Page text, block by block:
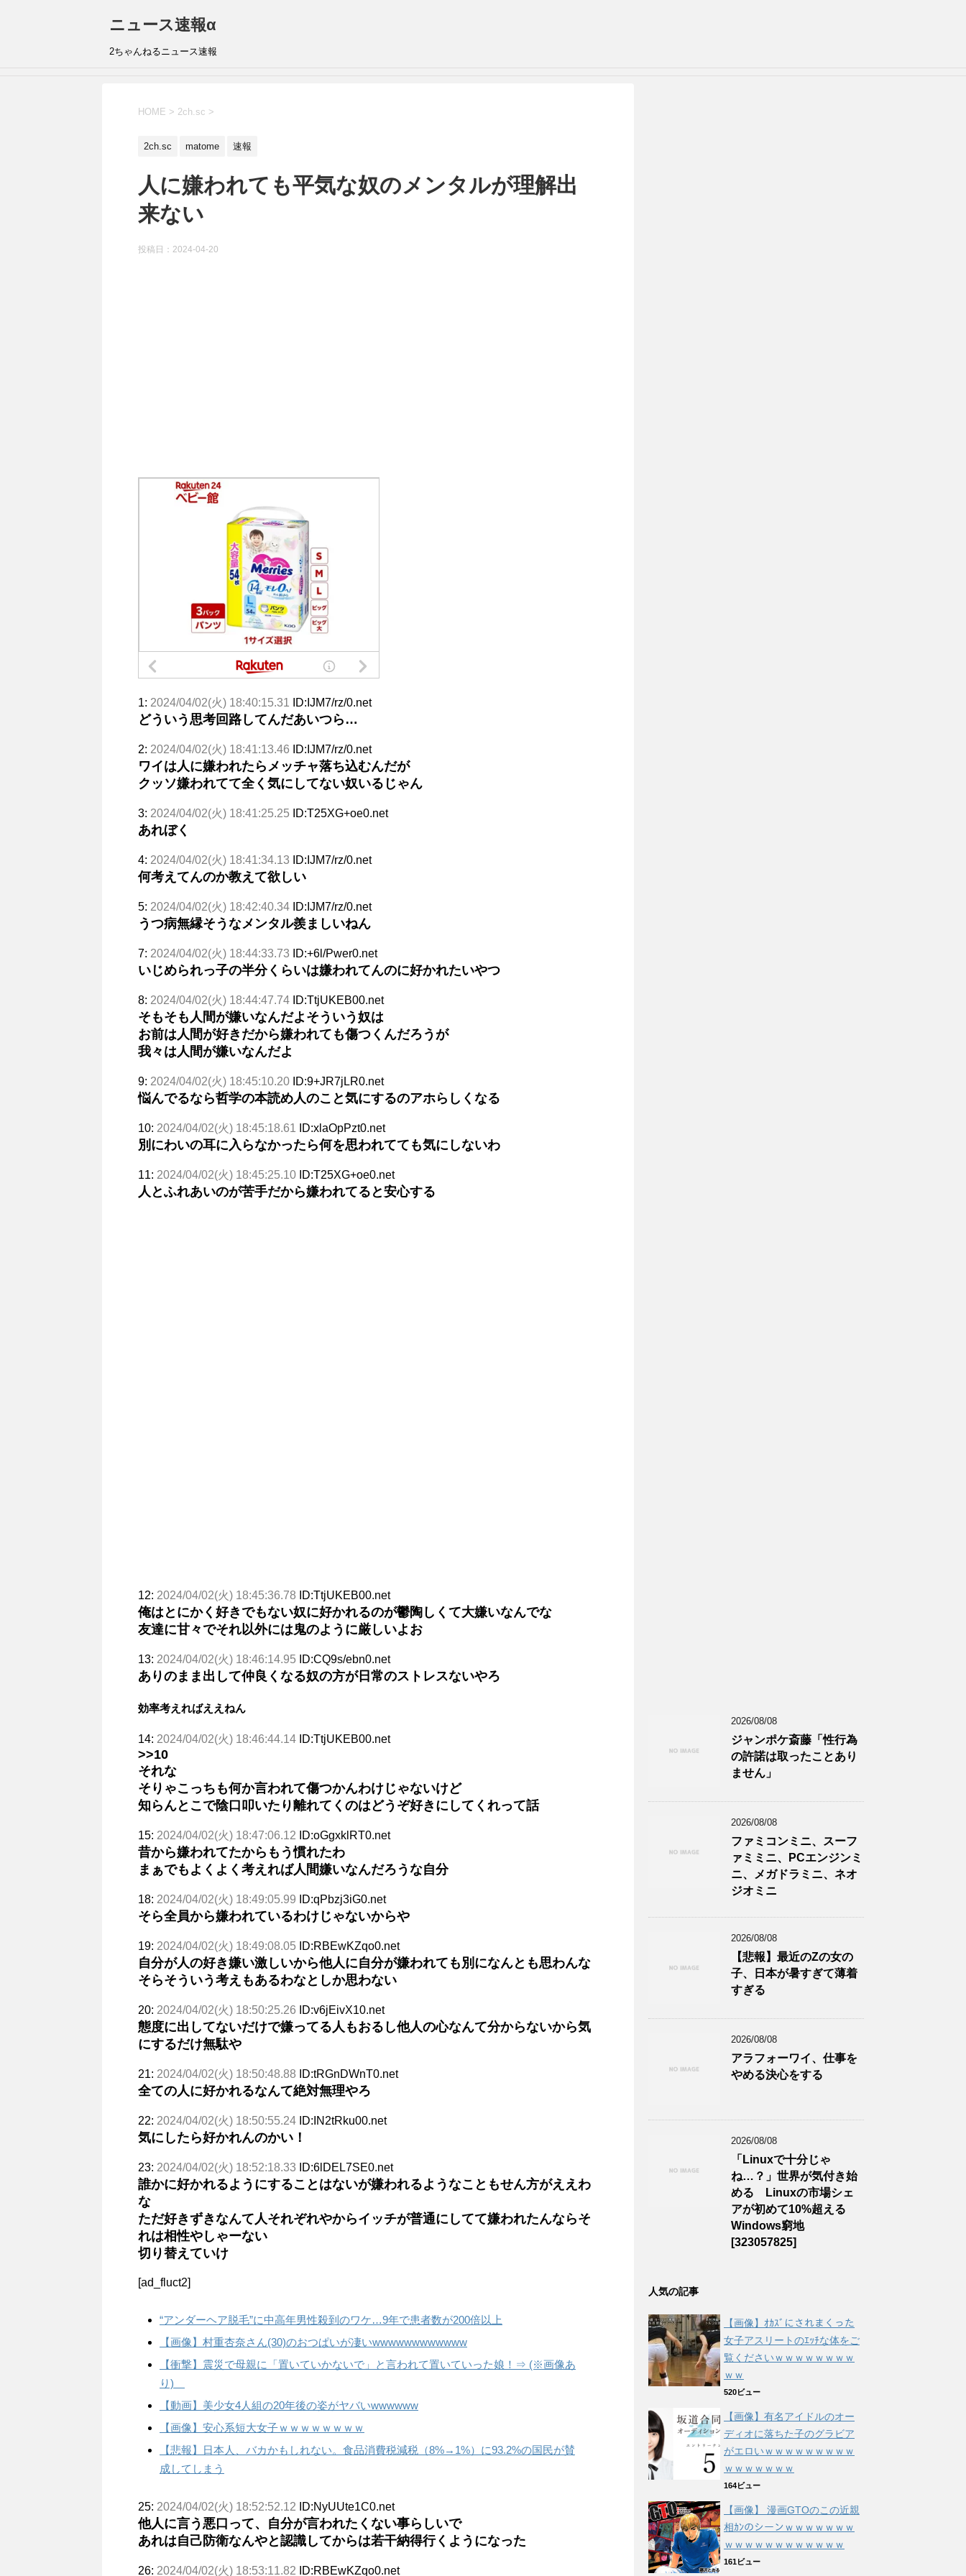
ニュース速報α
2ちゃんねるニュース速報
HOME > 2ch.sc >
2ch.sc matome 速報
人に嫌われても平気な奴のメンタルが理解出
来ない
投稿日： 2024-04-20
1: 2024/04/02(火) 18:40:15.31 ID:IJM7/rz/0.net
どういう思考回路してんだあいつら…
2: 2024/04/02(火) 18:41:13.46 ID:IJM7/rz/0.net
ワイは人に嫌われたらメッチャ落ち込むんだが
クッソ嫌われてて全く気にしてない奴いるじゃん
3: 2024/04/02(火) 18:41:25.25 ID:T25XG+oe0.net
あれぼく
4: 2024/04/02(火) 18:41:34.13 ID:IJM7/rz/0.net
何考えてんのか教えて欲しい
5: 2024/04/02(火) 18:42:40.34 ID:IJM7/rz/0.net
うつ病無縁そうなメンタル羨ましいねん
7: 2024/04/02(火) 18:44:33.73 ID:+6l/Pwer0.net
いじめられっ子の半分くらいは嫌われてんのに好かれたいやつ
8: 2024/04/02(火) 18:44:47.74 ID:TtjUKEB00.net
そもそも人間が嫌いなんだよそういう奴は
お前は人間が好きだから嫌われても傷つくんだろうが
我々は人間が嫌いなんだよ
9: 2024/04/02(火) 18:45:10.20 ID:9+JR7jLR0.net
悩んでるなら哲学の本読め人のこと気にするのアホらしくなる
10: 2024/04/02(火) 18:45:18.61 ID:xlaOpPzt0.net
別にわいの耳に入らなかったら何を思われてても気にしないわ
11: 2024/04/02(火) 18:45:25.10 ID:T25XG+oe0.net
人とふれあいのが苦手だから嫌われてると安心する
12: 2024/04/02(火) 18:45:36.78 ID:TtjUKEB00.net
俺はとにかく好きでもない奴に好かれるのが鬱陶しくて大嫌いなんでな
友達に甘々でそれ以外には鬼のように厳しいよお
13: 2024/04/02(火) 18:46:14.95 ID:CQ9s/ebn0.net
ありのまま出して仲良くなる奴の方が日常のストレスないやろ
効率考えればええねん
14: 2024/04/02(火) 18:46:44.14 ID:TtjUKEB00.net
>>10
それな
そりゃこっちも何か言われて傷つかんわけじゃないけど
知らんとこで陰口叩いたり離れてくのはどうぞ好きにしてくれって話
15: 2024/04/02(火) 18:47:06.12 ID:oGgxklRT0.net
昔から嫌われてたからもう慣れたわ
まぁでもよくよく考えれば人間嫌いなんだろうな自分
18: 2024/04/02(火) 18:49:05.99 ID:qPbzj3iG0.net
そら全員から嫌われているわけじゃないからや
19: 2024/04/02(火) 18:49:08.05 ID:RBEwKZqo0.net
自分が人の好き嫌い激しいから他人に自分が嫌われても別になんとも思わんな
そらそういう考えもあるわなとしか思わない
20: 2024/04/02(火) 18:50:25.26 ID:v6jEivX10.net
態度に出してないだけで嫌ってる人もおるし他人の心なんて分からないから気
にするだけ無駄や
21: 2024/04/02(火) 18:50:48.88 ID:tRGnDWnT0.net
全ての人に好かれるなんて絶対無理やろ
22: 2024/04/02(火) 18:50:55.24 ID:IN2tRku00.net
気にしたら好かれんのかい！
23: 2024/04/02(火) 18:52:18.33 ID:6lDEL7SE0.net
誰かに好かれるようにすることはないが嫌われるようなこともせん方がええわ
な
ただ好きずきなんて人それぞれやからイッチが普通にしてて嫌われたんならそ
れは相性やしゃーない
切り替えていけ
[ad_fluct2]
“アンダーヘア脱毛”に中高年男性殺到のワケ…9年で患者数が200倍以上
【画像】村重杏奈さん(30)のおつぱいが凄いwwwwwwwwwwww
【衝撃】震災で母親に「置いていかないで」と言われて置いていった娘！⇒ (※画像あ
り)
【動画】美少女4人組の20年後の姿がヤバいwwwwww
【画像】安心系短大女子ｗｗｗｗｗｗｗｗ
【悲報】日本人、バカかもしれない。食品消費税減税（8%→1%）に93.2%の国民が賛
成してしまう
25: 2024/04/02(火) 18:52:52.12 ID:NyUUte1C0.net
他人に言う悪口って、自分が言われたくない事らしいで
あれは自己防衛なんやと認識してからは若干納得行くようになった
26: 2024/04/02(火) 18:53:11.82 ID:RBEwKZqo0.net
2026/08/08
ジャンポケ斎藤「性行為
の許諾は取ったことあり
ません」
2026/08/08
ファミコンミニ、スーフ
ァミミニ、PCエンジンミ
ニ、メガドラミニ、ネオ
ジオミニ
2026/08/08
【悲報】最近のZの女の
子、日本が暑すぎて薄着
すぎる
2026/08/08
アラフォーワイ、仕事を
やめる決心をする
2026/08/08
「Linuxで十分じゃ
ね…？」世界が気付き始
める Linuxの市場シェ
アが初めて10%超える
Windows窮地
[323057825]
人気の記事
【画像】ｵｶｽﾞにされまくった
女子アスリートのｴｯﾁな体をご
覧くださいｗｗｗｗｗｗｗｗ
ｗｗ
520ビュー
【画像】有名アイドルのオー
ディオに落ちた子のグラビア
がエロいｗｗｗｗｗｗｗｗｗ
ｗｗｗｗｗｗｗ
164ビュー
【画像】 漫画GTOのこの近親
相ｶﾝのシーンｗｗｗｗｗｗｗ
ｗｗｗｗｗｗｗｗｗｗｗｗ
161ビュー